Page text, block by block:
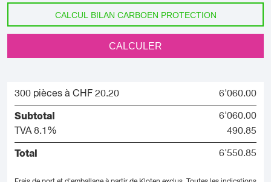
CALCUL BILAN CARBOEN PROTECTION
CALCULER
300 pièces à CHF 20.20 6'060.00
Subtotal
6'060.00
TVA 8.1%
490.85
Total 6'550.85